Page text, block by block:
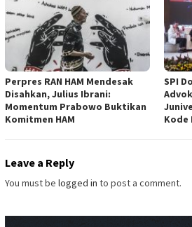
Perpres RAN HAM Mendesak
Disahkan, Julius Ibrani:
Momentum Prabowo Buktikan
Komitmen HAM
SPI
Kode
Leave a Reply
You must be logged in to post a comment.